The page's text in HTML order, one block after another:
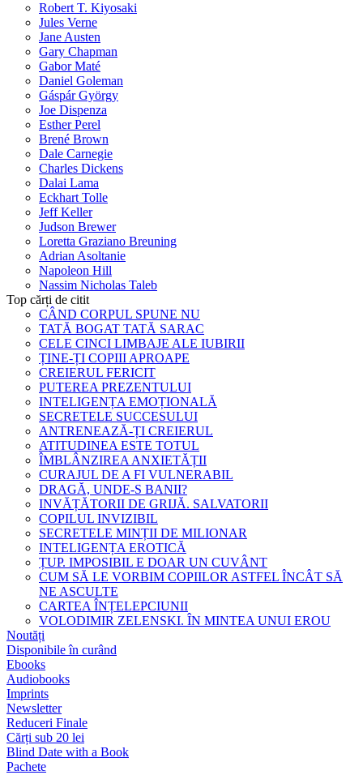
Robert T. Kiyosaki
Jules Verne
Jane Austen
Gary Chapman
Gabor Maté
Daniel Goleman
Gáspár György
Joe Dispenza
Esther Perel
Brené Brown
Dale Carnegie
Charles Dickens
Dalai Lama
Eckhart Tolle
Jeff Keller
Judson Brewer
Loretta Graziano Breuning
Adrian Asoltanie
Napoleon Hill
Nassim Nicholas Taleb
Top cărți de citit
CÂND CORPUL SPUNE NU
TATĂ BOGAT TATĂ SARAC
CELE CINCI LIMBAJE ALE IUBIRII
ȚINE-ȚI COPIII APROAPE
CREIERUL FERICIT
PUTEREA PREZENTULUI
INTELIGENȚA EMOȚIONALĂ
SECRETELE SUCCESULUI
ANTRENEAZĂ-ȚI CREIERUL
ATITUDINEA ESTE TOTUL
ÎMBLÂNZIREA ANXIETĂȚII
CURAJUL DE A FI VULNERABIL
DRAGĂ, UNDE-S BANII?
INVĂȚĂTORII DE GRIJĂ. SALVATORII
COPILUL INVIZIBIL
SECRETELE MINȚII DE MILIONAR
INTELIGENȚA EROTICĂ
ȚUP. IMPOSIBIL E DOAR UN CUVÂNT
CUM SĂ LE VORBIM COPIILOR ASTFEL ÎNCÂT SĂ
NE ASCULTE
CARTEA ÎNȚELEPCIUNII
VOLODIMIR ZELENSKI. ÎN MINTEA UNUI EROU
Noutăți
Disponibile în curând
Ebooks
Audiobooks
Imprints
Newsletter
Reduceri Finale
Cărți sub 20 lei
Blind Date with a Book
Pachete